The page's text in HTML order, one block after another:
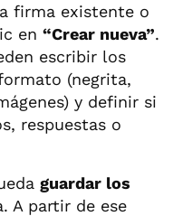
firma existente o
en “Crear nueva”.
escribir los
(negrita,
y definir si
respuestas o
guardar los
A partir de ese